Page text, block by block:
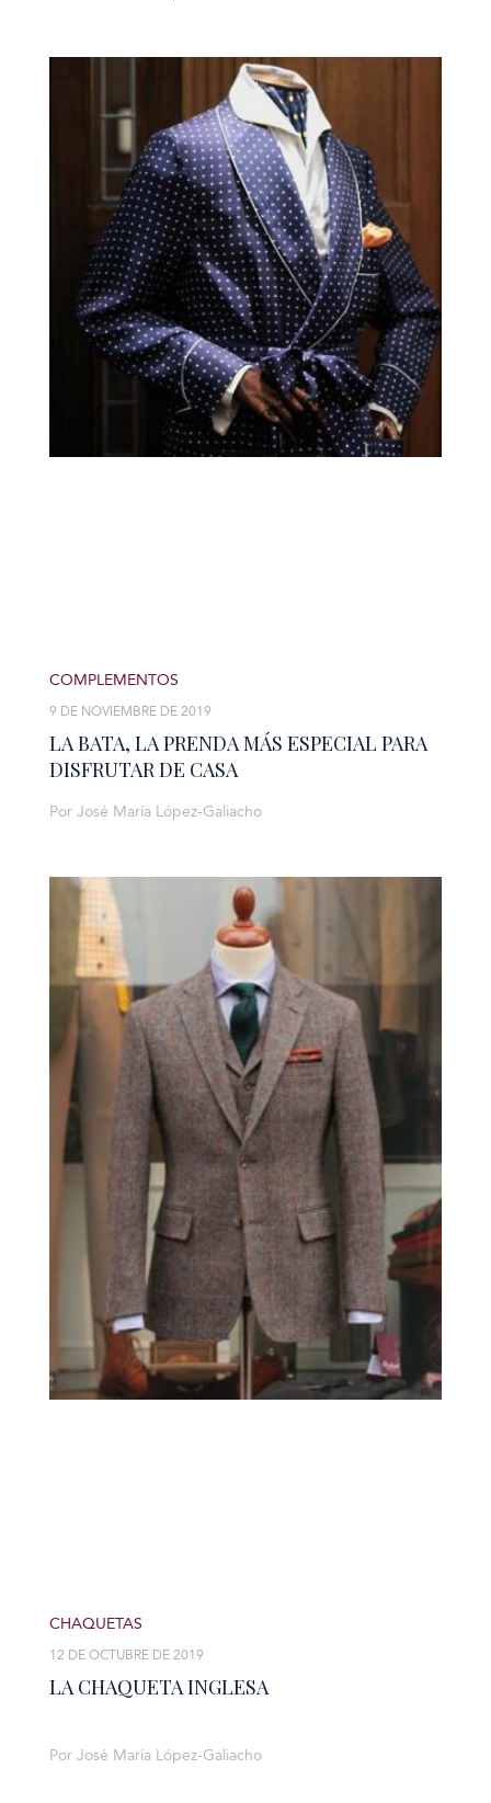
LA BATA, LA PRENDA MÁS ESPECIAL PARA
DISFRUTAR DE CASA
9 DE NOVIEMBRE DE 2019
COMPLEMENTOS
Por José María López-Galiacho
LA CHAQUETA INGLESA
12 DE OCTUBRE DE 2019
CHAQUETAS
Por José María López-Galiacho